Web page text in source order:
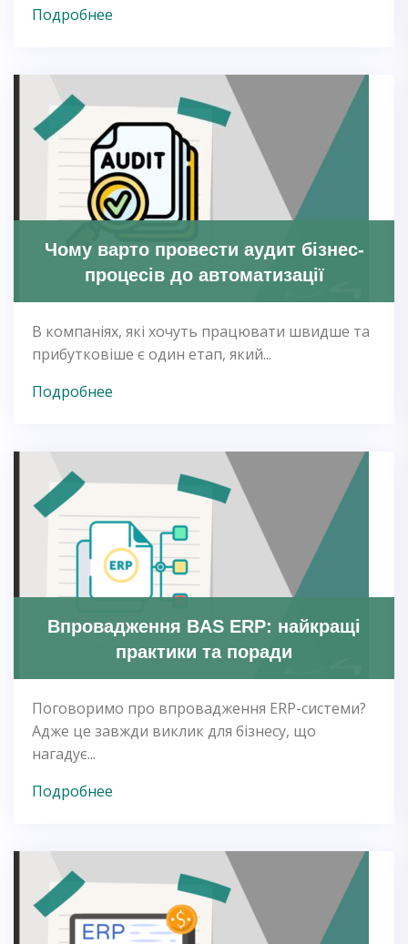
Подробнее
Чому варто провести аудит бізнес-
процесів до автоматизації
В компаніях, які хочуть працювати швидше та
прибутковіше є один етап, який...
Подробнее
Впровадження BAS ERP: найкращі
практики та поради
Поговоримо про впровадження ERP-системи?
Адже це завжди виклик для бізнесу, що
нагадує...
Подробнее